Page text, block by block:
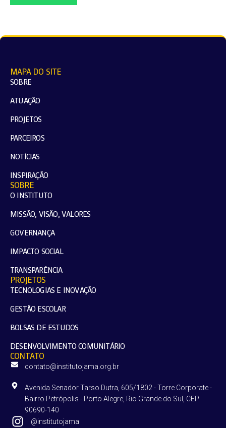
MAPA DO SITE
SOBRE
ATUAÇÃO
PROJETOS
PARCEIROS
NOTÍCIAS
INSPIRAÇÃO
SOBRE
O INSTITUTO
MISSÃO, VISÃO, VALORES
GOVERNANÇA
IMPACTO SOCIAL
TRANSPARÊNCIA
PROJETOS
TECNOLOGIAS E INOVAÇÃO
GESTÃO ESCOLAR
BOLSAS DE ESTUDOS
DESENVOLVIMENTO COMUNITÁRIO
CONTATO
contato@institutojama.org.br
Avenida Senador Tarso Dutra, 605/1802 - Torre Corporate -
Bairro Petrópolis - Porto Alegre, Rio Grande do Sul, CEP
90690-140
@institutojama